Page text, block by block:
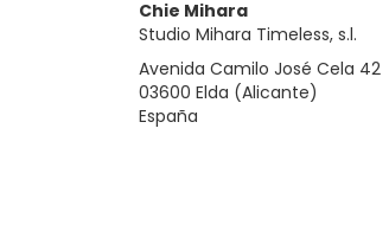
Chie Mihara
Studio Mihara Timeless, s.l.
Avenida Camilo José Cela 42
03600 Elda (Alicante)
España